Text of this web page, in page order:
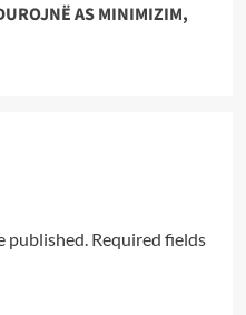
AS MINIMIZIM,
published. Required fields